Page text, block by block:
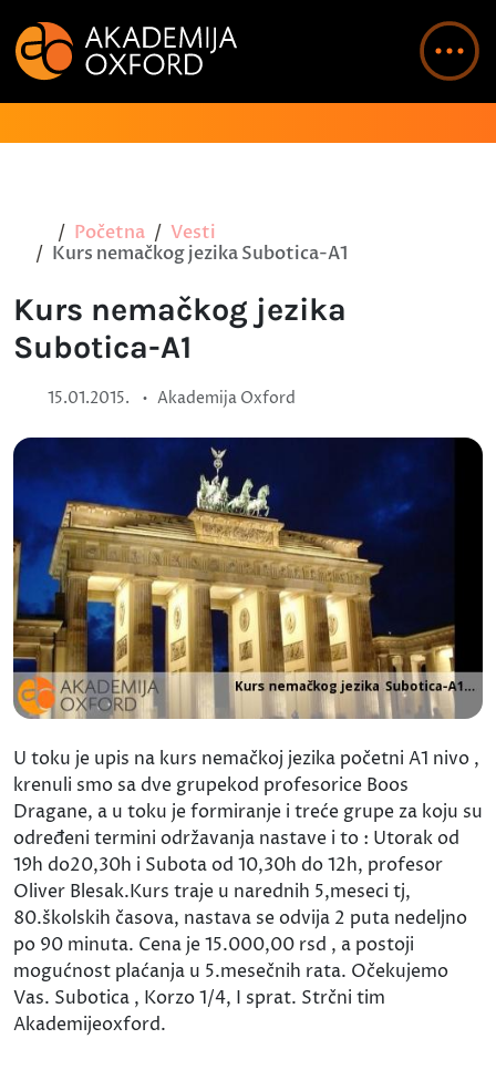
Početna
Vesti
Kurs nemačkog jezika Subotica-A1
Kurs nemačkog jezika
Subotica-A1
15.01.2015. • Akademija Oxford
U toku je upis na kurs nemačkoj jezika početni A1 nivo ,
krenuli smo sa dve grupekod profesorice Boos
Dragane, a u toku je formiranje i treće grupe za koju su
određeni termini održavanja nastave i to : Utorak od
19h do20,30h i Subota od 10,30h do 12h, profesor
Oliver Blesak.Kurs traje u narednih 5,meseci tj,
80.školskih časova, nastava se odvija 2 puta nedeljno
po 90 minuta. Cena je 15.000,00 rsd , a postoji
mogućnost plaćanja u 5.mesečnih rata. Očekujemo
Vas. Subotica , Korzo 1/4, I sprat. Strčni tim
Akademijeoxford.